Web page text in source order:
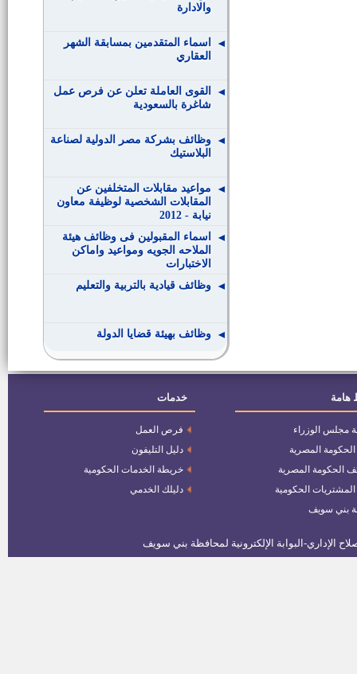
والادارة
اسماء المتقدمين بمسابقة الشهر
العقاري
القوى العاملة تعلن عن فرص عمل
شاغرة بالسعودية
وظائف بشركة مصر الدولية لصناعة
البلاستيك
مواعيد مقابلات المتخلفين عن
المقابلات الشخصية لوظيفة معاون
نيابة - 2012
اسماء المقبولين فى وظائف هيئة
الملاحه الجويه ومواعيد واماكن
الاختبارات
وظائف قيادية بالتربية والتعليم
وظائف بهيئة قضايا الدولة
والإصلاح الإداري
وظائف بمصنع سوفت روز انتر
ناشيونال
الجاهزة
هامة
مجلس الوزراء
الحكومة المصرية
الحكومة المصرية
المشتريات الحكومية
بني سويف
خدمات
فرص العمل
دليل التليفون
خريطة الخدمات الحكومية
دليلك الخدمي